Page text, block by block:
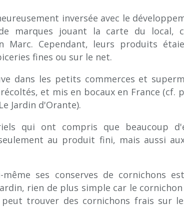
inversée avec le
marques jouant la carte du local,
Marc. Cependant, leurs produits
fines ou sur le net.
dans les petits commerces et
et mis en bocaux en France (cf.
Jardin d'Orante).
qui ont compris que beaucoup
au produit fini, mais aussi
ses conserves de cornichons
rien de plus simple car le
trouver des cornichons frais sur